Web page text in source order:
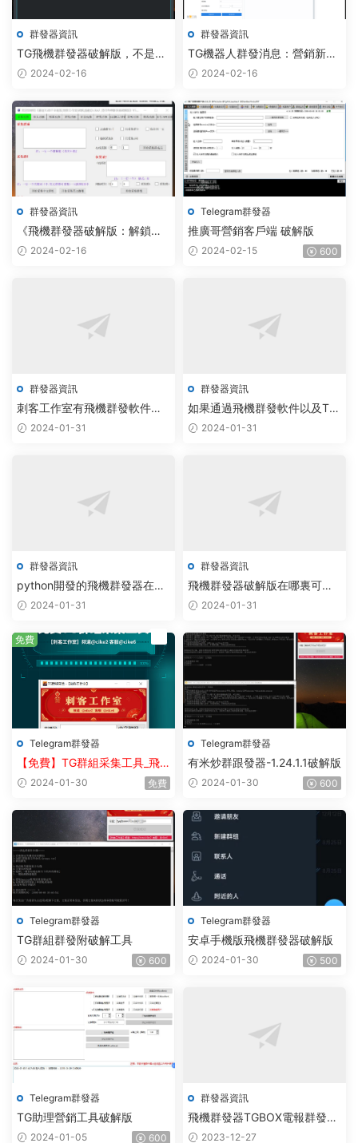
群發器資訊
TG飛機群發器破解版，不是正
版買不起，而是破解版更有性
2024-02-16
群發器資訊
TG機器人群發消息：營銷新利
器的探索
2024-02-16
群發器資訊
《飛機群發器破解版：解鎖
Telegram群發新境界》
2024-02-16
Telegram群發器
推廣哥營銷客戶端 破解版
2024-02-15 600
群發器資訊
刺客工作室有飛機群發軟件和
TG群發器破解版！
2024-01-31
群發器資訊
如果通過飛機群發軟件以及TG
群發器去批量群發？
2024-01-31
群發器資訊
python開發的飛機群發器在哪
下載？
2024-01-31
群發器資訊
飛機群發器破解版在哪裏可以
下載？
2024-01-31
Telegram群發器
【免費】TG群組采集工具_飛
機群組采集軟件_電報群組采集
2024-01-30 免費
免費
Telegram群發器
有米炒群跟發器-1.24.1.1破解版
2024-01-30 600
Telegram群發器
TG群組群發附破解工具
2024-01-30 600
Telegram群發器
安卓手機版飛機群發器破解版
2024-01-30 500
Telegram群發器
TG助理營銷工具破解版
2024-01-05 600
群發器資訊
飛機群發器TGBOX電報群發助
手破解版
2023-12-27